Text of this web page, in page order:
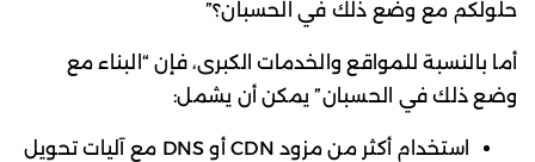
حلولكم مع وضع ذلك في الحسبان؟”
أما بالنسبة للمواقع والخدمات الكبرى، فإن “البناء مع
وضع ذلك في الحسبان” يمكن أن يشمل:
استخدام أكثر من مزود CDN أو DNS مع آليات تحويل